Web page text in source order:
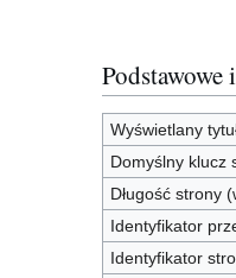
Podstawowe
Wyświetlany
Domyślny klucz
Długość strony
Identyfikator
Identyfikator